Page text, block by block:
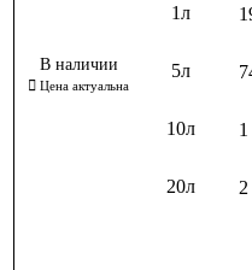
1л
5л
10л
20л